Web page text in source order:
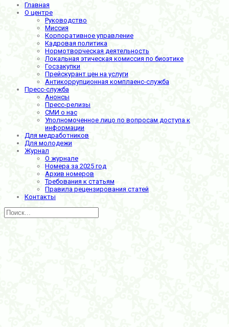
Главная
О центре
Руководство
Миссия
Корпоративное управление
Кадровая политика
Нормотворческая деятельность
Локальная этическая комиссия по биоэтике
Госзакупки
Прейскурант цен на услуги
Антикоррупционная комплаенс-служба
Пресс-служба
Анонсы
Пресс-релизы
СМИ о нас
Уполномоченное лицо по вопросам доступа к
информации
Для медработников
Для молодежи
Журнал
О журнале
Номера за 2025 год
Архив номеров
Требования к статьям
Правила рецензирования статей
Контакты